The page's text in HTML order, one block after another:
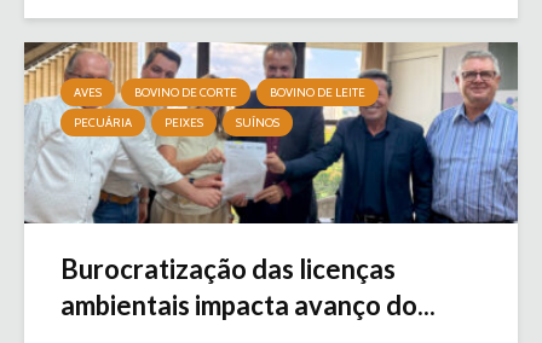
AVES BOVINO DE CORTE
BOVINO DE LEITE
PECUÁRIA
PEIXES SUÍNOS
Burocratização das licenças
ambientais impacta avanço do...